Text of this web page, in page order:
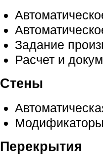
Задание
Расчет и
Стены
Перекрытия